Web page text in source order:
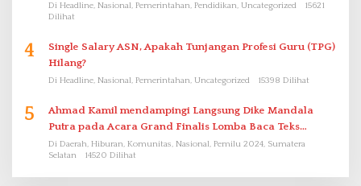
Di Headline, Nasional, Pemerintahan, Pendidikan, Uncategorized
15621
Dilihat
4
Single Salary ASN, Apakah Tunjangan Profesi Guru (TPG)
Hilang?
Di Headline, Nasional, Pemerintahan, Uncategorized 15398 Dilihat
5
Ahmad Kamil mendampingi Langsung Dike Mandala
Putra pada Acara Grand Finalis Lomba Baca Teks
Proklamasi Mirip Bung Karno di Bali
Di Daerah, Hiburan, Komunitas, Nasional, Pemilu 2024, Sumatera
Selatan
14520 Dilihat